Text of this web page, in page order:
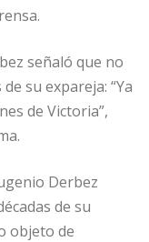
señaló que no
su expareja: “Ya
de Victoria”,
Derbez
de su
objeto de